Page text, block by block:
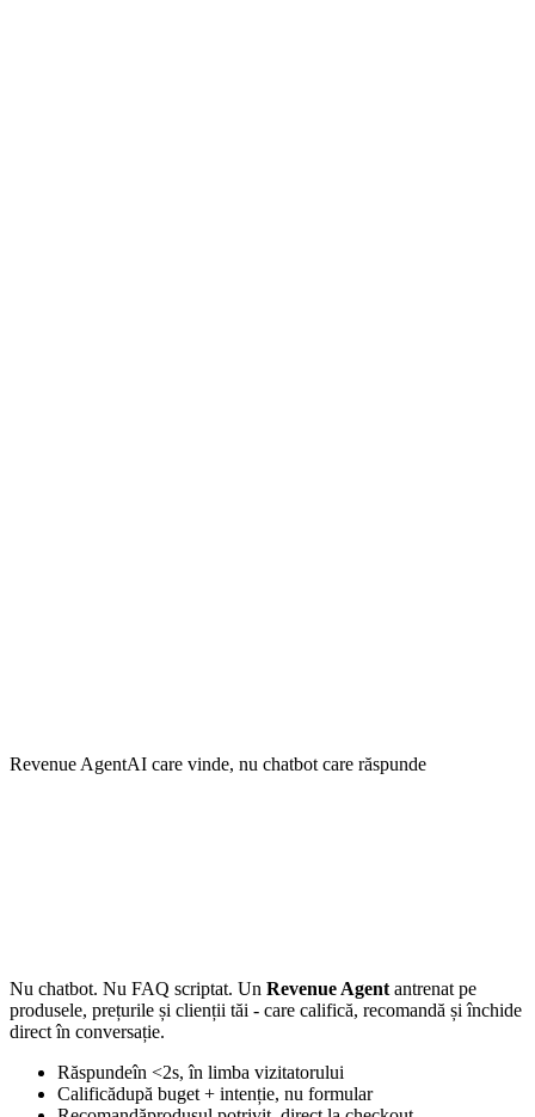
Revenue AgentAI care vinde, nu chatbot care răspunde
Nu chatbot. Nu FAQ scriptat. Un Revenue Agent antrenat pe
produsele, prețurile și clienții tăi - care califică, recomandă și închide
direct în conversație.
Răspundeîn <2s, în limba vizitatorului
Calificădupă buget + intenție, nu formular